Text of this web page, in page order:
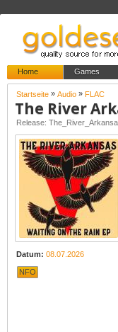
Home Games
Startseite » Audio » FLAC
The River
Release:
Datum: 08.07.2026
NFO